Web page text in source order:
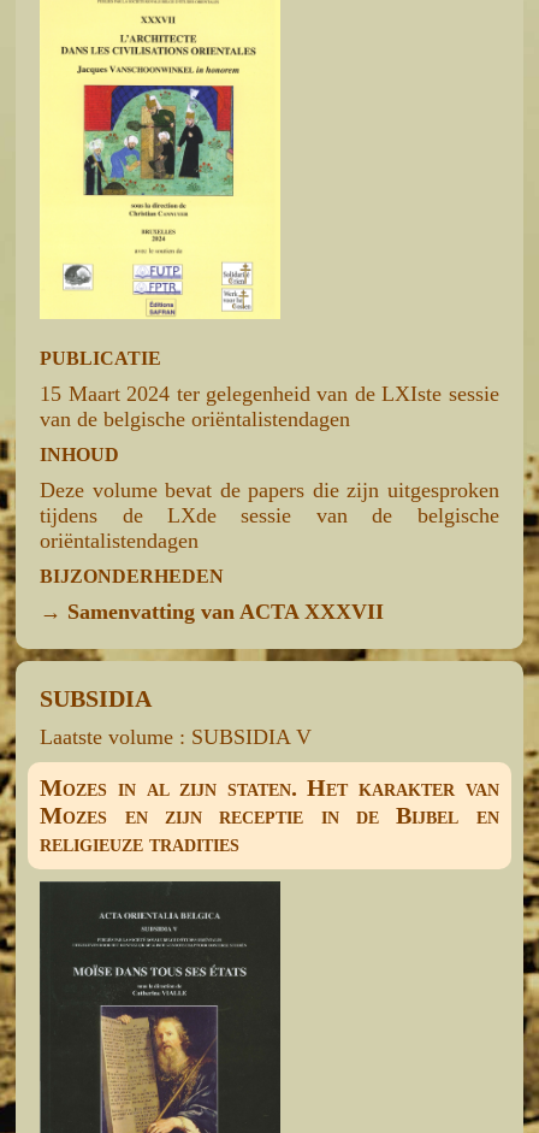
PUBLICATIE
15 Maart 2024 ter gelegenheid van de LXIste sessie
van de belgische oriëntalistendagen
INHOUD
Deze volume bevat de papers die zijn uitgesproken
tijdens de LXde sessie van de belgische
oriëntalistendagen
BIJZONDERHEDEN
→ Samenvatting van ACTA XXXVII
SUBSIDIA
Laatste volume : SUBSIDIA V
Mozes in al zijn staten. Het karakter van
Mozes en zijn receptie in de Bijbel en
religieuze tradities